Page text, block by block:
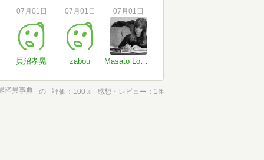
07月01日
貝沼孝晃
07月01日
zabou
07月01日
Masato Lou=Hardy
怪異事典 の 評価 100 ％ 感想・レビュー 1件